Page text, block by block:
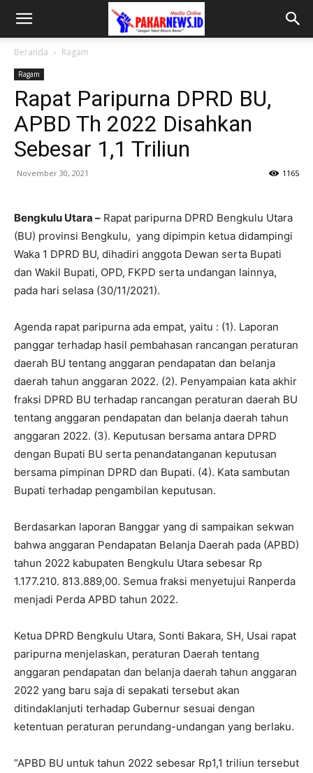
Beranda Ragam
Ragam
Rapat Paripurna DPRD BU,
APBD Th 2022 Disahkan
Sebesar 1,1 Triliun
November 30, 2021 1165
Bengkulu Utara – Rapat paripurna DPRD Bengkulu Utara
(BU) provinsi Bengkulu, yang dipimpin ketua didampingi
Waka 1 DPRD BU, dihadiri anggota Dewan serta Bupati
dan Wakil Bupati, OPD, FKPD serta undangan lainnya,
pada hari selasa (30/11/2021).
Agenda rapat paripurna ada empat, yaitu : (1). Laporan
panggar terhadap hasil pembahasan rancangan peraturan
daerah BU tentang anggaran pendapatan dan belanja
daerah tahun anggaran 2022. (2). Penyampaian kata akhir
fraksi DPRD BU terhadap rancangan peraturan daerah BU
tentang anggaran pendapatan dan belanja daerah tahun
anggaran 2022. (3). Keputusan bersama antara DPRD
dengan Bupati BU serta penandatanganan keputusan
bersama pimpinan DPRD dan Bupati. (4). Kata sambutan
Bupati terhadap pengambilan keputusan.
Berdasarkan laporan Banggar yang di sampaikan sekwan
bahwa anggaran Pendapatan Belanja Daerah pada (APBD)
tahun 2022 kabupaten Bengkulu Utara sebesar Rp
1.177.210. 813.889,00. Semua fraksi menyetujui Ranperda
menjadi Perda APBD tahun 2022.
Ketua DPRD Bengkulu Utara, Sonti Bakara, SH, Usai rapat
paripurna menjelaskan, peraturan Daerah tentang
anggaran pendapatan dan belanja daerah tahun anggaran
2022 yang baru saja di sepakati tersebut akan
ditindaklanjuti terhadap Gubernur sesuai dengan
ketentuan peraturan perundang-undangan yang berlaku.
“APBD BU untuk tahun 2022 sebesar Rp1,1 triliun tersebut